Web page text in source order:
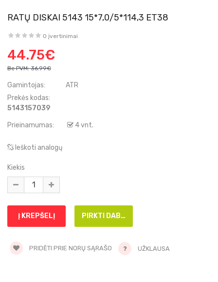
RATŲ DISKAI 5143 15*7,0/5*114,3 ET38
0 įvertinimai
44.75€
Be PVM: 36.99€
Gamintojas:
ATR
Prekės kodas:
5143157039
Prieinamumas: 4 vnt.
Ieškoti analogų
Kiekis
PRIDĖTI PRIE NORŲ SĄRAŠO UŽKLAUSA